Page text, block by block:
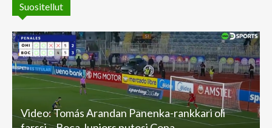
Suositellut
Video: Tomás Arandan Panenka-rankkari oli